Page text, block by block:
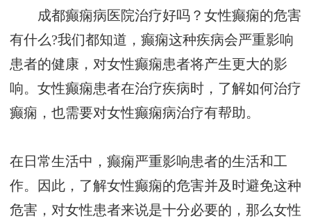
成都癫痫病医院治疗好吗？女性癫痫的危害
有什么?我们都知道，癫痫这种疾病会严重影响
患者的健康，对女性癫痫患者将产生更大的影
响。女性癫痫患者在治疗疾病时，了解如何治疗
癫痫，也需要对女性癫痫病治疗有帮助。
在日常生活中，癫痫严重影响患者的生活和工
作。因此，了解女性癫痫的危害并及时避免这种
危害，对女性患者来说是十分必要的，那么女性